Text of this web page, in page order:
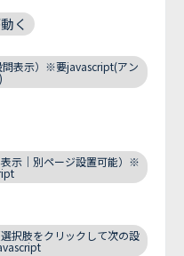
く
問表示）※要javascript(アン
示｜別ページ設置可能）※
択肢をクリックして次の設